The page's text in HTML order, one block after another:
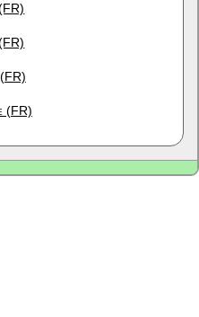
(FR)